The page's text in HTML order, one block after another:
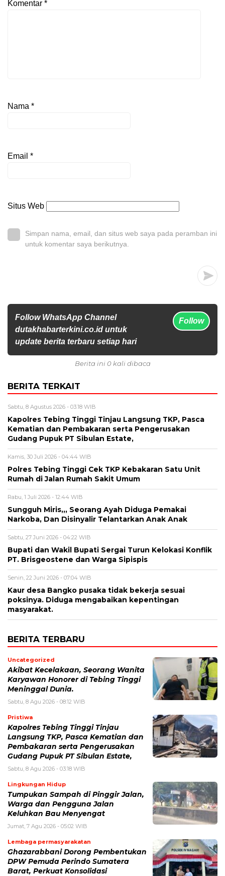
Komentar *
Nama *
Email *
Situs Web
Simpan nama, email, dan situs web saya pada peramban ini
untuk komentar saya berikutnya.
Follow WhatsApp Channel
dutakhabarterkini.co.id untuk
update berita terbaru setiap hari
Follow
Berita ini 0 kali dibaca
BERITA TERKAIT
Sabtu, 8 Agustus 2026 - 03:18 WIB
Kapolres Tebing Tinggi Tinjau Langsung TKP, Pasca
Kematian dan Pembakaran serta Pengerusakan
Gudang Pupuk PT Sibulan Estate,
Kamis, 30 Juli 2026 - 04:44 WIB
Polres Tebing Tinggi Cek TKP Kebakaran Satu Unit
Rumah di Jalan Rumah Sakit Umum
Rabu, 1 Juli 2026 - 12:44 WIB
Sungguh Miris,,, Seorang Ayah Diduga Pemakai
Narkoba, Dan Disinyalir Telantarkan Anak Anak
Sabtu, 27 Juni 2026 - 04:22 WIB
Bupati dan Wakil Bupati Sergai Turun Kelokasi Konflik
PT. Brisgeostene dan Warga Sipispis
Senin, 22 Juni 2026 - 07:04 WIB
Kaur desa Bangko pusaka tidak bekerja sesuai
poksinya. Diduga mengabaikan kepentingan
masyarakat.
BERITA TERBARU
Uncategorized
Akibat Kecelakaan, Seorang Wanita
Karyawan Honorer di Tebing Tinggi
Meninggal Dunia.
Sabtu, 8 Agu 2026 - 08:12 WIB
Pristiwa
Kapolres Tebing Tinggi Tinjau
Langsung TKP, Pasca Kematian dan
Pembakaran serta Pengerusakan
Gudang Pupuk PT Sibulan Estate,
Sabtu, 8 Agu 2026 - 03:18 WIB
Lingkungan Hidup
Tumpukan Sampah di Pinggir Jalan,
Warga dan Pengguna Jalan
Keluhkan Bau Menyengat
Jumat, 7 Agu 2026 - 05:02 WIB
Lembaga permasyarakatan
Ghazarabbani Dorong Pembentukan
DPW Pemuda Perindo Sumatera
Barat, Perkuat Konsolidasi